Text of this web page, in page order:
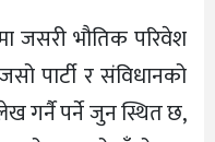
जसरी भौतिक परिवेश
पार्टी र संविधानको
गर्नै पर्ने जुन स्थित छ,